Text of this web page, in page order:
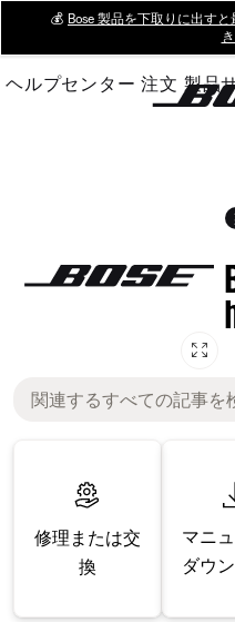
Main
💰 Bose 製品を下取りに出す
ヘルプセンター 注文 製品
修理または交
換
マニ
ダウ